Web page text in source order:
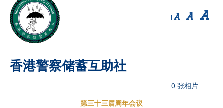
香港警察储蓄互助社
0 张相片
第三十三届周年会议